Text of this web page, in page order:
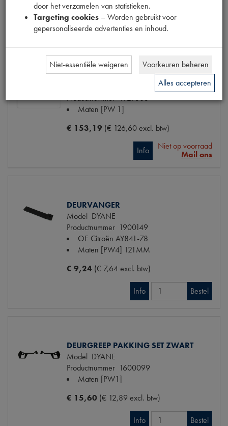
Info
4 DEURPANELEN ZWART SKAI
2CV OT HOOG SPECIAL
Productnummer1929303
Maten [PW 1]
€ 153,19 (€ 126,60 excl. btw)
Info
Niet op voorraad
Mail ons
DEURVANGER
Model DYANE
Productnummer 1900149
OE Citroën AY841-78
Maten [PW4] 121MM
€ 9,24 (€ 7,64 excl. btw)
Info Bestel
DEURGREEP PAKKING SET ZWART
Model DYANE
Productnummer 1600099
Maten [PW1]
€ 15,60 (€ 12,89 excl. btw)
Info Bestel
door het verzamelen van statistieken.
Targeting cookies – Worden gebruikt voor
gepersonaliseerde advertenties en inhoud.
Niet-essentiële weigeren
Voorkeuren beheren
Alles accepteren